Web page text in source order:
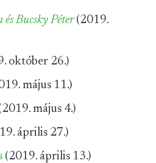
Bucsky Péter(2019.
október 26.)
május 11.)
május 4.)
április 27.)
(2019. április 13.)